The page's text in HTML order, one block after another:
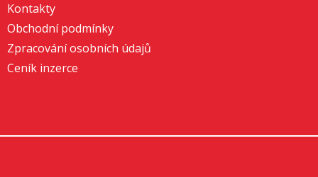
Kontakty
Obchodní podmínky
Zpracování osobních údajů
Ceník inzerce